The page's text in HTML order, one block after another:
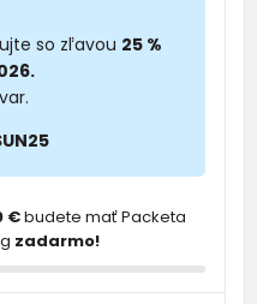
so zľavou 25 %
€budete mať Packeta
zadarmo!